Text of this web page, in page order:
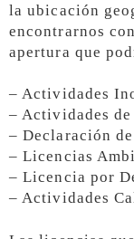
la ubicación
encontrarnos
apertura que
– Actividades
– Actividades
– Declaración
– Licencias
– Licencia por
– Actividades